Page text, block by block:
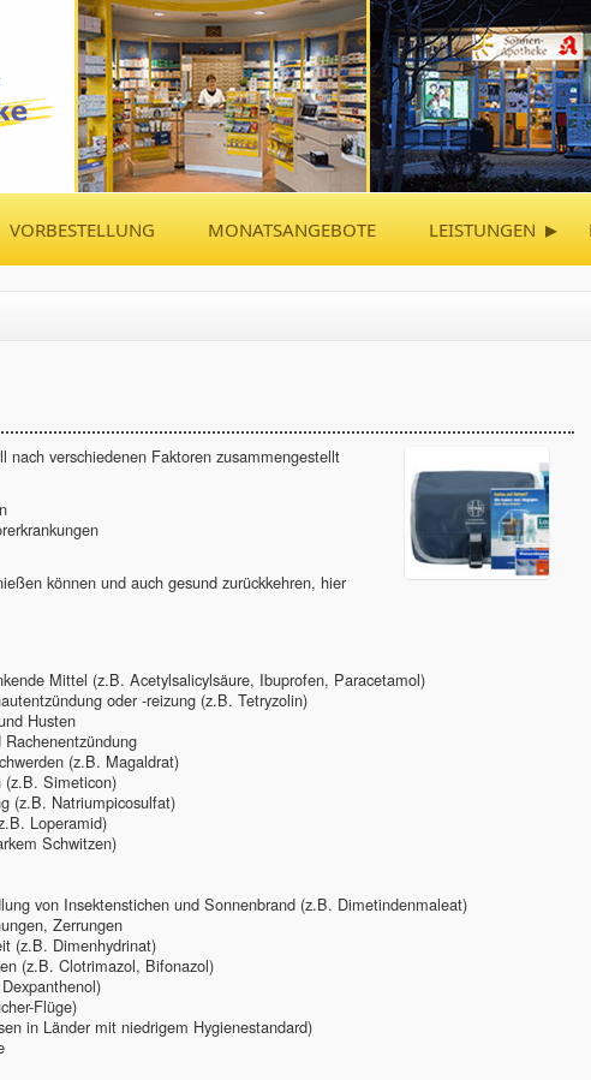
VORBESTELLUNG MONATSANGEBOTE LEISTUNGEN ▸
nach verschiedenen Faktoren zusammengestellt
können und auch gesund zurückkehren, hier
Mittel (z.B. Acetylsalicylsäure, Ibuprofen, Paracetamol)
oder -reizung (z.B. Tetryzolin)
Husten
(z.B. Magaldrat)
(z.B. Simeticon)
(z.B. Natriumpicosulfat)
Loperamid)
Schwitzen)
von Insektenstichen und Sonnenbrand (z.B. Dimetindenmaleat)
Zerrungen
(z.B. Dimenhydrinat)
(z.B. Clotrimazol, Bifonazol)
Flüge)
in Länder mit niedrigem Hygienestandard)